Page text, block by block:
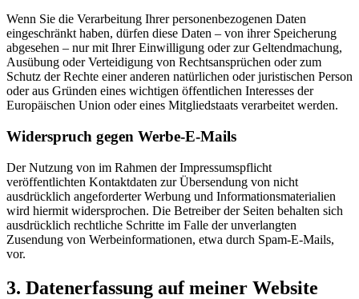
Wenn Sie die Verarbeitung Ihrer personenbezogenen Daten
eingeschränkt haben, dürfen diese Daten – von ihrer Speicherung
abgesehen – nur mit Ihrer Einwilligung oder zur Geltendmachung,
Ausübung oder Verteidigung von Rechtsansprüchen oder zum
Schutz der Rechte einer anderen natürlichen oder juristischen Person
oder aus Gründen eines wichtigen öffentlichen Interesses der
Europäischen Union oder eines Mitgliedstaats verarbeitet werden.
Widerspruch gegen Werbe-E-Mails
Der Nutzung von im Rahmen der Impressumspflicht
veröffentlichten Kontaktdaten zur Übersendung von nicht
ausdrücklich angeforderter Werbung und Informationsmaterialien
wird hiermit widersprochen. Die Betreiber der Seiten behalten sich
ausdrücklich rechtliche Schritte im Falle der unverlangten
Zusendung von Werbeinformationen, etwa durch Spam-E-Mails,
vor.
3. Datenerfassung auf meiner Website